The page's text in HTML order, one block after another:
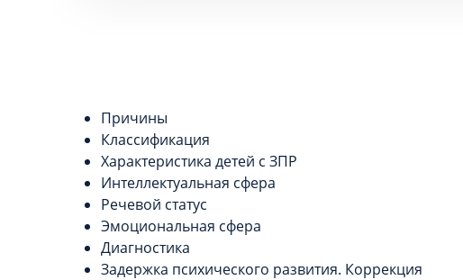
Причины
Классификация
Характеристика детей с ЗПР
Интеллектуальная сфера
Речевой статус
Эмоциональная сфера
Диагностика
Задержка психического развития. Коррекция